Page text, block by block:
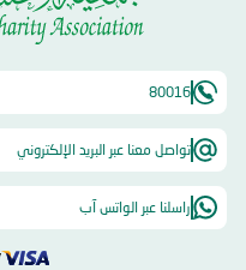
80016
تواصل معنا عبر البريد الإلكتروني
راسلنا عبر الواتس آب